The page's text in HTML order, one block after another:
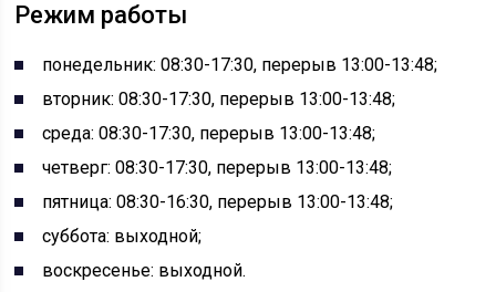
Режим работы
понедельник: 08:30-17:30, перерыв 13:00-13:48;
вторник: 08:30-17:30, перерыв 13:00-13:48;
среда: 08:30-17:30, перерыв 13:00-13:48;
четверг: 08:30-17:30, перерыв 13:00-13:48;
пятница: 08:30-16:30, перерыв 13:00-13:48;
суббота: выходной;
воскресенье: выходной.